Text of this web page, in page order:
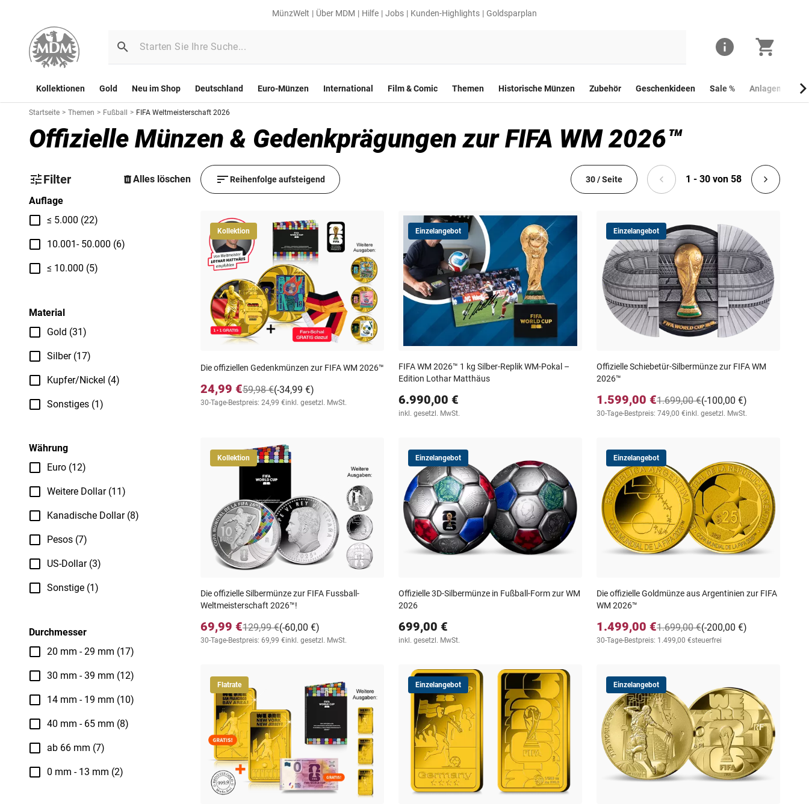
MünzWelt Über MDM Hilfe Jobs Kunden-Highlights Goldsparplan
Kollektionen Gold Neu im Shop Deutschland Euro-Münzen International Film & Comic Themen Historische Münzen Zubehör Geschenkideen Sale % Anlagemünzen
Startseite > Themen > Fußball > FIFA Weltmeisterschaft 2026
Offizielle Münzen & Gedenkprägungen zur FIFA WM 2026™
Filter
Alles löschen
Auflage
≤ 5.000 (22)
10.001- 50.000 (6)
≤ 10.000 (5)
Material
Gold (31)
Silber (17)
Kupfer/Nickel (4)
Sonstiges (1)
Währung
Euro (12)
Weitere Dollar (11)
Kanadische Dollar (8)
Pesos (7)
US-Dollar (3)
Sonstige (1)
Durchmesser
20 mm - 29 mm (17)
30 mm - 39 mm (12)
14 mm - 19 mm (10)
40 mm - 65 mm (8)
ab 66 mm (7)
0 mm - 13 mm (2)
Reihenfolge aufsteigend 30 / Seite 1 - 30 von 58
Kollektion
Die offiziellen Gedenkmünzen zur FIFA WM 2026™
24,99 € (-34,99 €)
59,98 €
30-Tage-Bestpreis: 24,99 €inkl. gesetzl. MwSt.
Einzelangebot
FIFA WM 2026™ 1 kg Silber-Replik WM-Pokal –
Edition Lothar Matthäus
6.990,00 €
inkl. gesetzl. MwSt.
Einzelangebot
Offizielle Schiebetür-Silbermünze zur FIFA WM
2026™
1.599,00 € (-100,00 €)
1.699,00 €
30-Tage-Bestpreis: 749,00 €inkl. gesetzl. MwSt.
Kollektion
Die offizielle Silbermünze zur FIFA Fussball-
Weltmeisterschaft 2026™!
69,99 € (-60,00 €)
129,99 €
30-Tage-Bestpreis: 69,99 €inkl. gesetzl. MwSt.
Einzelangebot
Offizielle 3D-Silbermünze in Fußball-Form zur WM
2026
699,00 €
inkl. gesetzl. MwSt.
Einzelangebot
Die offizielle Goldmünze aus Argentinien zur FIFA
WM 2026™
1.499,00 € (-200,00 €)
1.699,00 €
30-Tage-Bestpreis: 1.499,00 €steuerfrei
Flatrate Einzelangebot Einzelangebot